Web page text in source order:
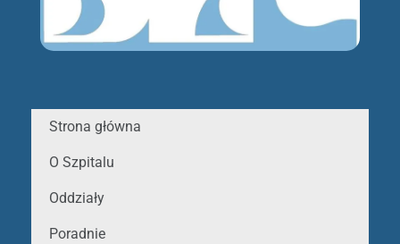
Strona główna
O Szpitalu
Oddziały
Poradnie